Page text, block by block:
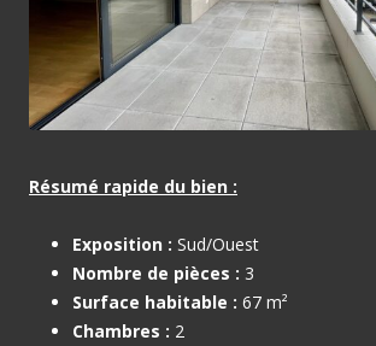
Résumé rapide du bien :
Exposition : Sud/Ouest
Nombre de pièces : 3
Surface habitable : 67 m²
Chambres : 2